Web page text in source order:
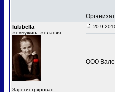
lulubella
жемчужина желания
Зарегистрирован:
ООО